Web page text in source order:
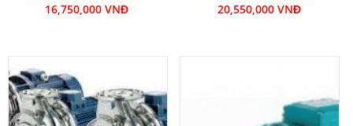
16,750,000 VNĐ 20,550,000 VNĐ